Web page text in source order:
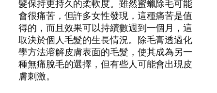
髮保持更持久的柔軟度。雖然蜜蠟除毛可能
會很痛苦，但許多女性發現，這種痛苦是值
得的，而且效果可以持續數週到一個月，這
取決於個人毛髮的生長情況。除毛膏透過化
學方法溶解皮膚表面的毛髮，使其成為另一
種無痛脫毛的選擇，但有些人可能會出現皮
膚刺激。